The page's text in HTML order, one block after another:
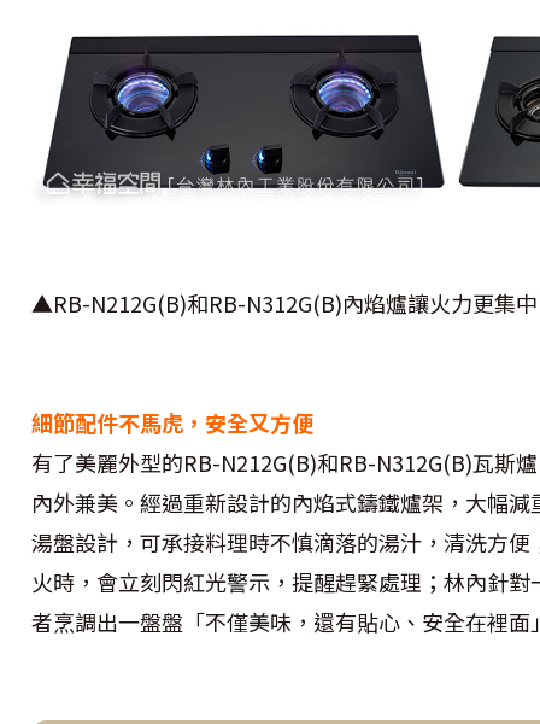
▲RB-N212G(B)和RB-N312G(B)內焰爐讓火力更集
細節配件不馬虎，安全又方便
有了美麗外型的RB-N212G(B)和RB-N312G(B)瓦斯
內外兼美。經過重新設計的內焰式鑄鐵爐架，大幅
湯盤設計，可承接料理時不慎滴落的湯汁，清洗方
火時，會立刻閃紅光警示，提醒趕緊處理；林內針
者烹調出一盤盤「不僅美味，還有貼心、安全在裡面